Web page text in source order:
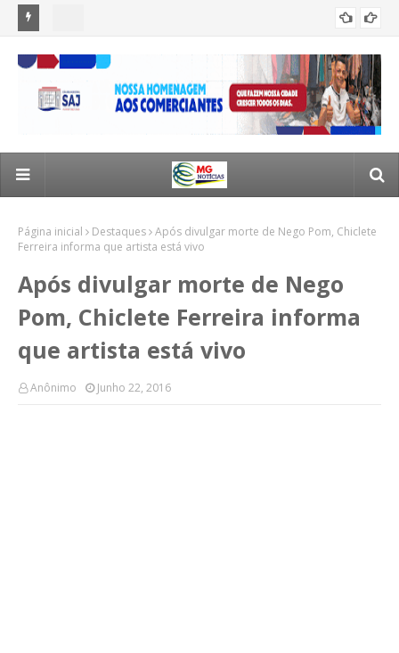
estrada de Valença e é socorrido em estado grave
ACIDENTES
Página inicial Destaques Após divulgar morte de Nego Pom, Chiclete
Ferreira informa que artista está vivo
Após divulgar morte de Nego
Pom, Chiclete Ferreira informa
que artista está vivo
Anônimo Junho 22, 2016